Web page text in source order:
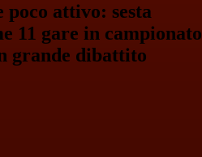
attivo: sesta
11 gare in campionato
grande dibattito